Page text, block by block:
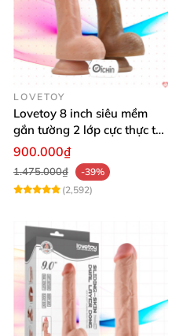
LOVETOY
Lovetoy 8 inch siêu mềm
gắn tường 2 lớp cực thực tế,
dễ dùng
900.000₫
1.475.000₫
-39%
(2,592)